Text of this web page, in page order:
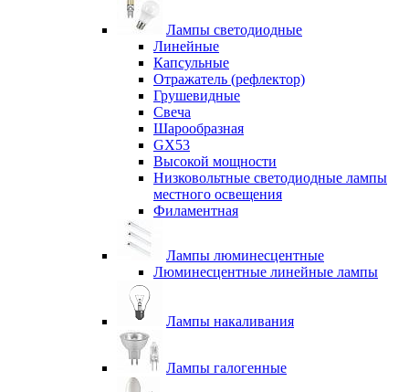
Лампы светодиодные
Линейные
Капсульные
Отражатель (рефлектор)
Грушевидные
Свеча
Шарообразная
GX53
Высокой мощности
Низковольтные светодиодные лампы
местного освещения
Филаментная
Лампы люминесцентные
Люминесцентные линейные лампы
Лампы накаливания
Лампы галогенные